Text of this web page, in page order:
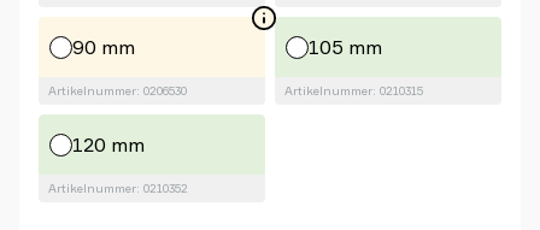
90 mm
Artikelnummer: 0206530
105 mm
Artikelnummer: 0210315
120 mm
Artikelnummer: 0210352